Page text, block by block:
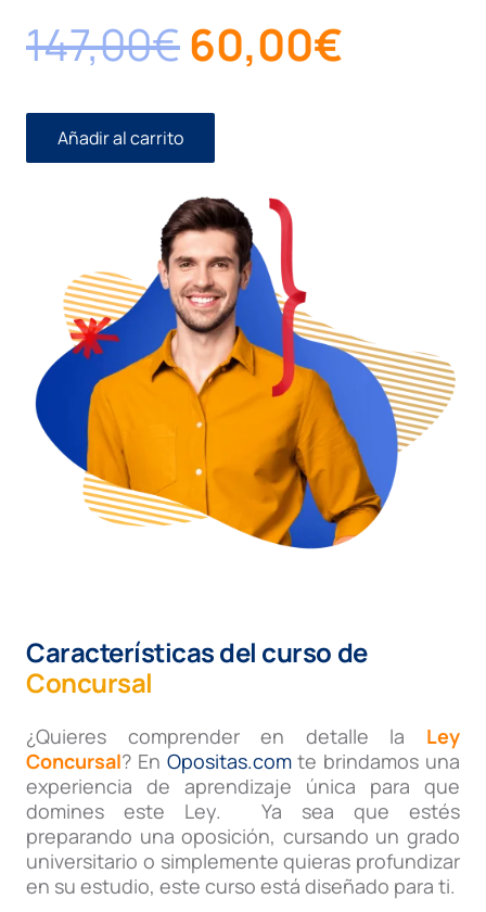
147,00€El
original
era:
147,00€.
60,00€
Curso
Ley
Añadir al carrito
Características del curso de
Concursal
¿Quieres comprender en detalle la Ley
Concursal? En Opositas.comte brindamos una
experiencia de aprendizaje única para que
domines este Ley. Ya sea que estés
preparando una oposición, cursando un grado
universitario o simplemente quieras profundizar
en su estudio, este curso está diseñado para ti.